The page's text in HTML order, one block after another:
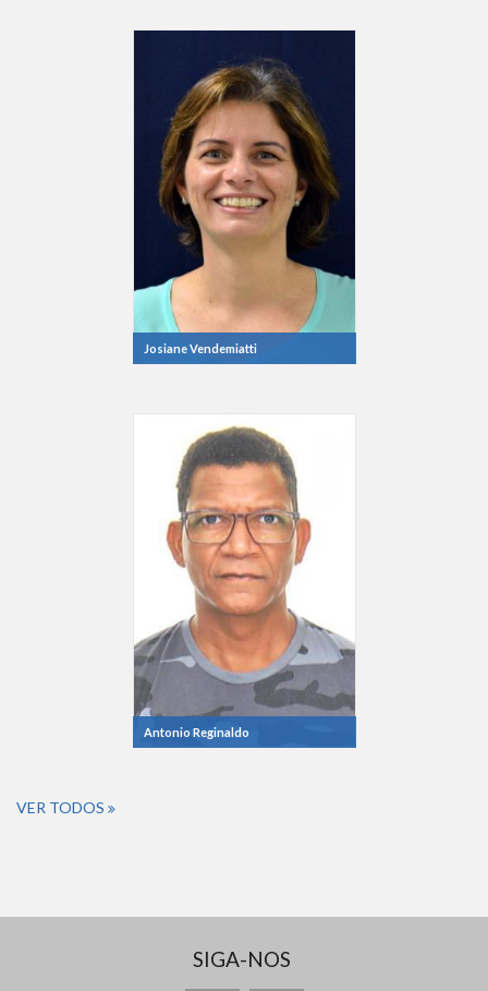
Josiane Vendemiatti
Antonio Reginaldo
VER TODOS
SIGA-NOS